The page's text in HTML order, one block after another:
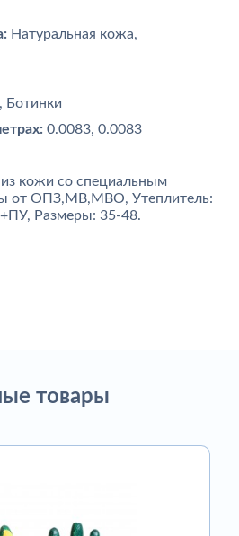
Натуральная кожа,
Ботинки
0.0083, 0.0083
из кожи со специальным
от ОПЗ,МВ,МВО, Утеплитель:
Размеры: 35-48.
товары